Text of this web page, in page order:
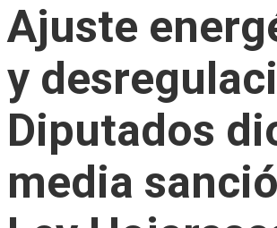
Ajuste
y
Diputados
media